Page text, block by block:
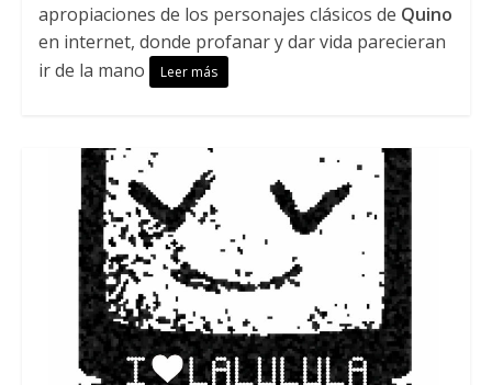
apropiaciones de los personajes clásicos de Quino
en internet, donde profanar y dar vida parecieran
ir de la mano
Leer más